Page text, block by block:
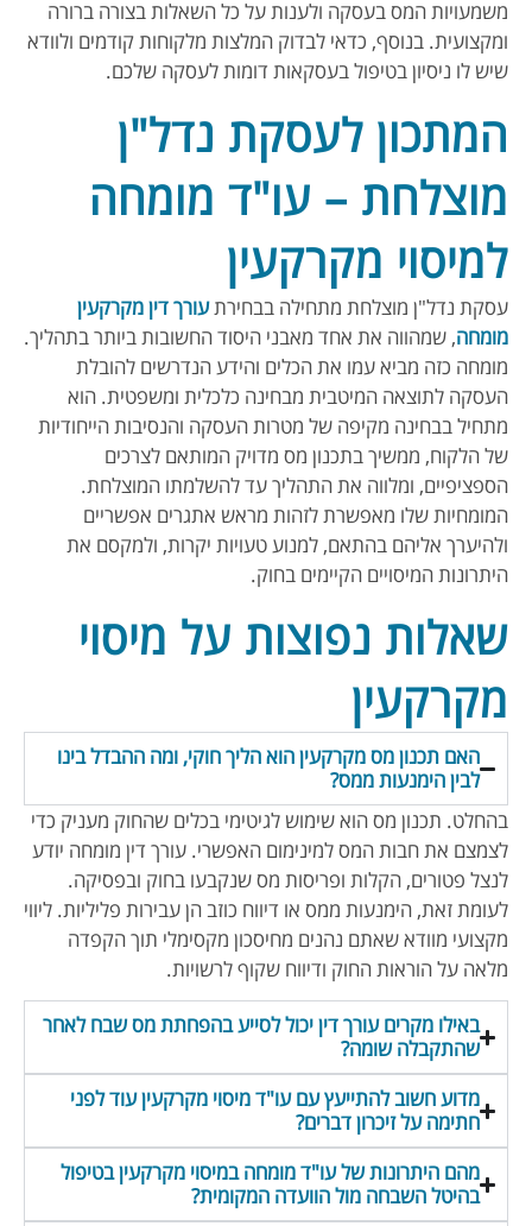
משמעויות המס בעסקה ולענות על כל השאלות בצורה ברורה
ומקצועית. בנוסף, כדאי לבדוק המלצות מלקוחות קודמים ולוודא
שיש לו ניסיון בטיפול בעסקאות דומות לעסקה שלכם.
המתכון לעסקת נדל"ן
מוצלחת – עו"ד מומחה
למיסוי מקרקעין
עסקת נדל"ן מוצלחת מתחילה בבחירתעורך דין מקרקעין
מומחה, שמהווה את אחד מאבני היסוד החשובות ביותר בתהליך.
מומחה כזה מביא עמו את הכלים והידע הנדרשים להובלת
העסקה לתוצאה המיטבית מבחינה כלכלית ומשפטית. הוא
מתחיל בבחינה מקיפה של מטרות העסקה והנסיבות הייחודיות
של הלקוח, ממשיך בתכנון מס מדויק המותאם לצרכים
הספציפיים, ומלווה את התהליך עד להשלמתו המוצלחת.
המומחיות שלו מאפשרת לזהות מראש אתגרים אפשריים
ולהיערך אליהם בהתאם, למנוע טעויות יקרות, ולמקסם את
היתרונות המיסויים הקיימים בחוק.
שאלות נפוצות על מיסוי
מקרקעין
האם תכנון מס מקרקעין הוא הליך חוקי, ומה ההבדל בינו
לבין הימנעות ממס?
בהחלט. תכנון מס הוא שימוש לגיטימי בכלים שהחוק מעניק כדי
לצמצם את חבות המס למינימום האפשרי. עורך דין מומחה יודע
לנצל פטורים, הקלות ופריסות מס שנקבעו בחוק ובפסיקה.
לעומת זאת, הימנעות ממס או דיווח כוזב הן עבירות פליליות. ליווי
מקצועי מוודא שאתם נהנים מחיסכון מקסימלי תוך הקפדה
מלאה על הוראות החוק ודיווח שקוף לרשויות.
באילו מקרים עורך דין יכול לסייע בהפחתת מס שבח לאחר
שהתקבלה שומה?
מדוע חשוב להתייעץ עם עו"ד מיסוי מקרקעין עוד לפני
חתימה על זיכרון דברים?
מהם היתרונות של עו"ד מומחה במיסוי מקרקעין בטיפול
בהיטל השבחה מול הוועדה המקומית?